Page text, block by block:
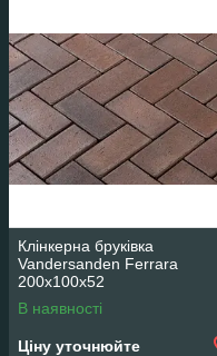
Клінкерна бруківка
Vandersanden Ferrara
200x100x52
В наявності
Ціну уточнюйте